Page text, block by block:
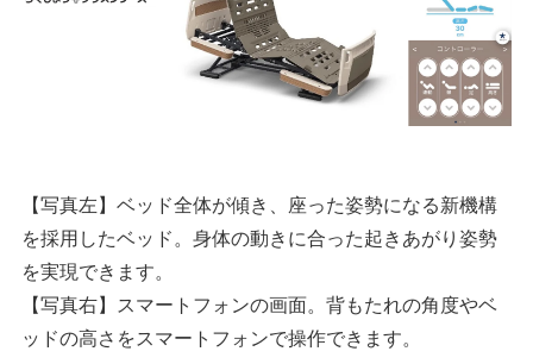
【写真左】ベッド全体が傾き、座った姿勢になる新機構
を採用したベッド。身体の動きに合った起きあがり姿勢
を実現できます。
【写真右】スマートフォンの画面。背もたれの角度やベ
ッドの高さをスマートフォンで操作できます。